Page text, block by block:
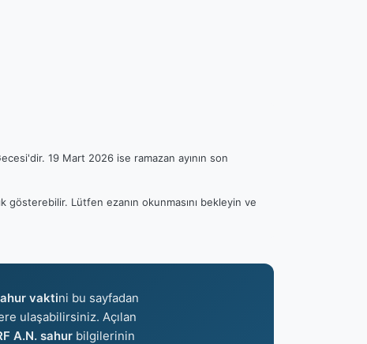
19 Mart 2026 ise ramazan ayının son
gösterebilir. Lütfen ezanın okunmasını bekleyin ve
vaktini bu sayfadan
ulaşabilirsiniz. Açılan
A.N. sahurbilgilerinin